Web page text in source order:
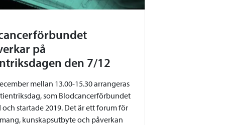
på
den 7/12
mellan 13.00-15.30 arrangeras
som Blodcancerförbundet
och startade 2019. Det är ett forum för
kunskapsutbyte och påverkan